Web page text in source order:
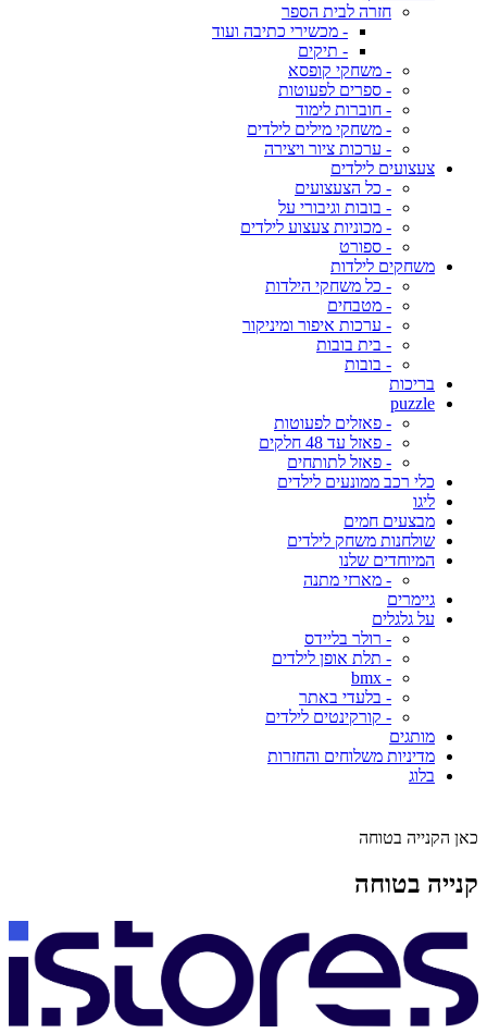
חזרה לבית הספר
- מכשירי כתיבה ועוד
- תיקים
- משחקי קופסא
- ספרים לפעוטות
- חוברות לימוד
- משחקי מילים לילדים
- ערכות ציור ויצירה
צעצועים לילדים
- כל הצעצועים
- בובות וגיבורי על
- מכוניות צעצוע לילדים
- ספורט
משחקים לילדות
- כל משחקי הילדות
- מטבחים
- ערכות איפור ומיניקור
- בית בובות
- בובות
בריכות
puzzle
- פאזלים לפעוטות
- פאזל עד 48 חלקים
- פאזל לתותחים
כלי רכב ממונעים לילדים
ליגו
מבצעים חמים
שולחנות משחק לילדים
המיוחדים שלנו
- מארזי מתנה
גיימרים
על גלגלים
- רולר בליידס
- תלת אופן לילדים
- bmx
- בלעדי באתר
- קורקינטים לילדים
מותגים
מדיניות משלוחים והחזרות
בלוג
כאן הקנייה בטוחה
קנייה בטוחה